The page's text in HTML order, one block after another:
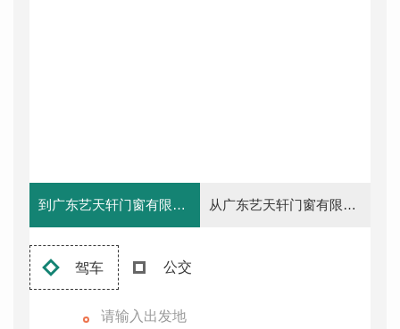
到广东艺天轩门窗有限公司去 从广东艺天轩门窗有限公司出发
驾车 公交